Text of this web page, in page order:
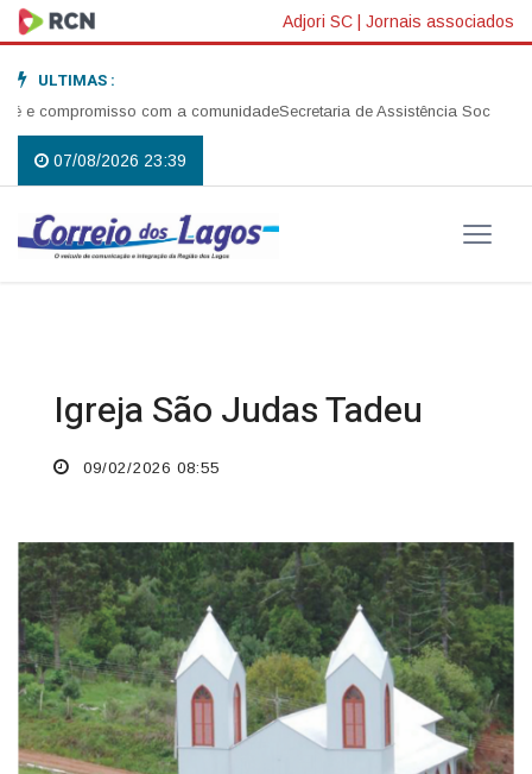
Adjori SC | Jornais associados
ULTIMAS :
com a comunidadeSecretaria de Assistência Social
07/08/2026 23:39
Igreja São Judas Tadeu
09/02/2026 08:55